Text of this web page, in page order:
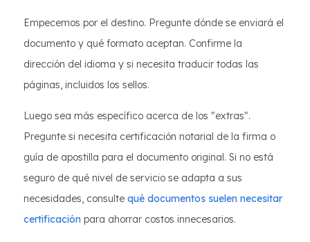
Empecemos por el destino. Pregunte dónde se enviará el
documento y qué formato aceptan. Confirme la
dirección del idioma y si necesita traducir todas las
páginas, incluidos los sellos.
Luego sea más específico acerca de los "extras".
Pregunte si necesita certificación notarial de la firma o
guía de apostilla para el documento original. Si no está
seguro de qué nivel de servicio se adapta a sus
necesidades, consulte qué documentos suelen necesitar
certificación para ahorrar costos innecesarios.